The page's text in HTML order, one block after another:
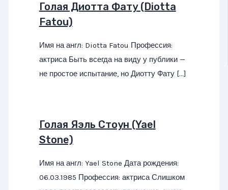
Голая Диотта Фату (Diotta
Fatou)
Имя на англ: Diotta Fatou Профессия:
актриса Быть всегда на виду у публики —
не простое испытание, но Диотту Фату […]
Голая Яэль Стоун (Yael
Stone)
Имя на англ: Yael Stone Дата рождения:
06.03.1985 Профессия: актриса Слишком